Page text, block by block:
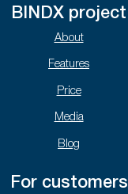
BINDX project
About
Features
Price
Media
Blog
For customers